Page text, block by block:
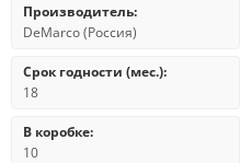
Производитель:
DeMarco (Россия)
Срок годности (мес.):
18
В коробке:
10